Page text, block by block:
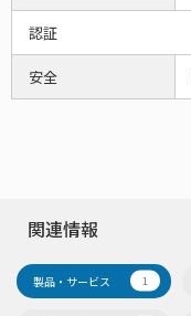
認証
安全
関連情報
製品・サービス 1